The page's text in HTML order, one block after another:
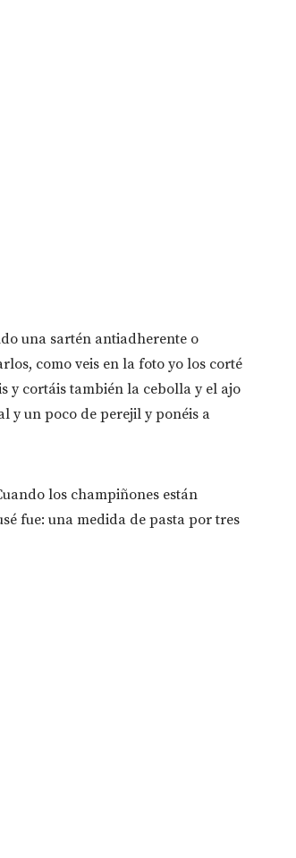
una sartén antiadherente o
como veis en la foto yo los corté
y cortáis también la cebolla y el ajo
y un poco de perejil y ponéis a
los champiñones están
fue: una medida de pasta por tres